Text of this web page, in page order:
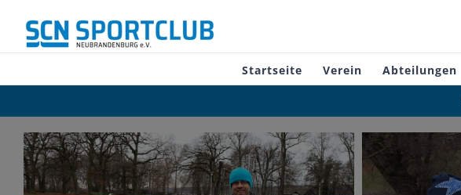
Inhalt
Startseite Verein Abteilungen